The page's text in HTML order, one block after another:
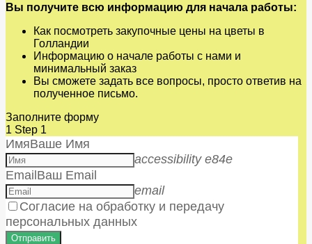
Вы получите всю информацию для начала работы:
Как посмотреть закупочные цены на цветы в
Голландии
Информацию о начале работы с нами и
минимальный заказ
Вы сможете задать все вопросы, просто ответив на
полученное письмо.
Заполните форму
1 Step 1
ИмяВаше Имя
accessibility e84e
EmailВаш Email
email
Согласие на обработку и передачу
персональных данных
Отправить